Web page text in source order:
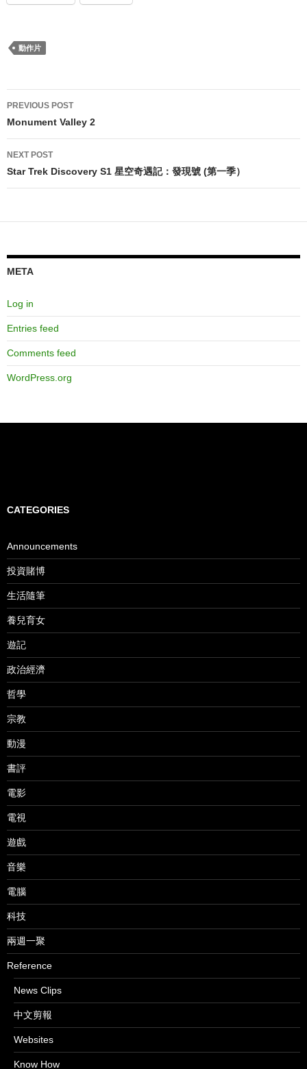
動作片
Post
navigation
PREVIOUS POST
Monument Valley 2
NEXT POST
Star Trek Discovery S1 星空奇遇記：發現號 (第一季）
META
Log in
Entries feed
Comments feed
WordPress.org
CATEGORIES
Announcements
投資賭博
生活隨筆
養兒育女
遊記
政治經濟
哲學
宗教
動漫
書評
電影
電視
遊戲
音樂
電腦
科技
兩週一聚
Reference
News Clips
中文剪報
Websites
Know How